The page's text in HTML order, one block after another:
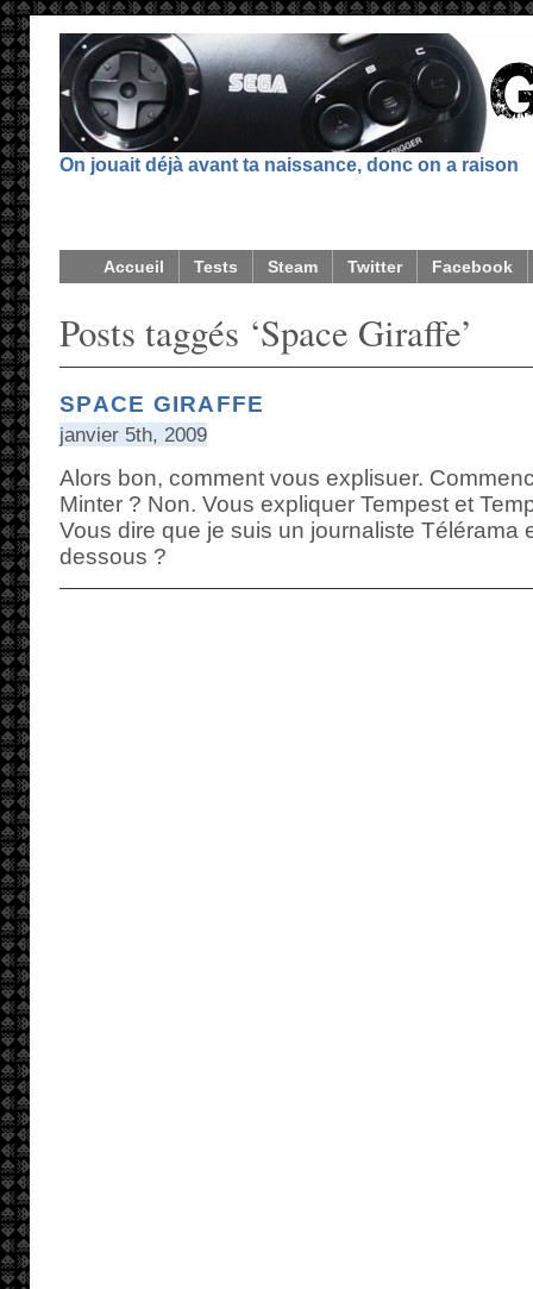
On jouait déjà avant ta naissance, donc on a raison
Accueil Tests Steam Twitter Facebook
Posts taggés ‘Space Giraffe’
SPACE GIRAFFE
janvier 5th, 2009
Alors bon, comment vous explisuer.
Minter ? Non. Vous expliquer Tempest et
Vous dire que je suis un journaliste Télérama
dessous ?